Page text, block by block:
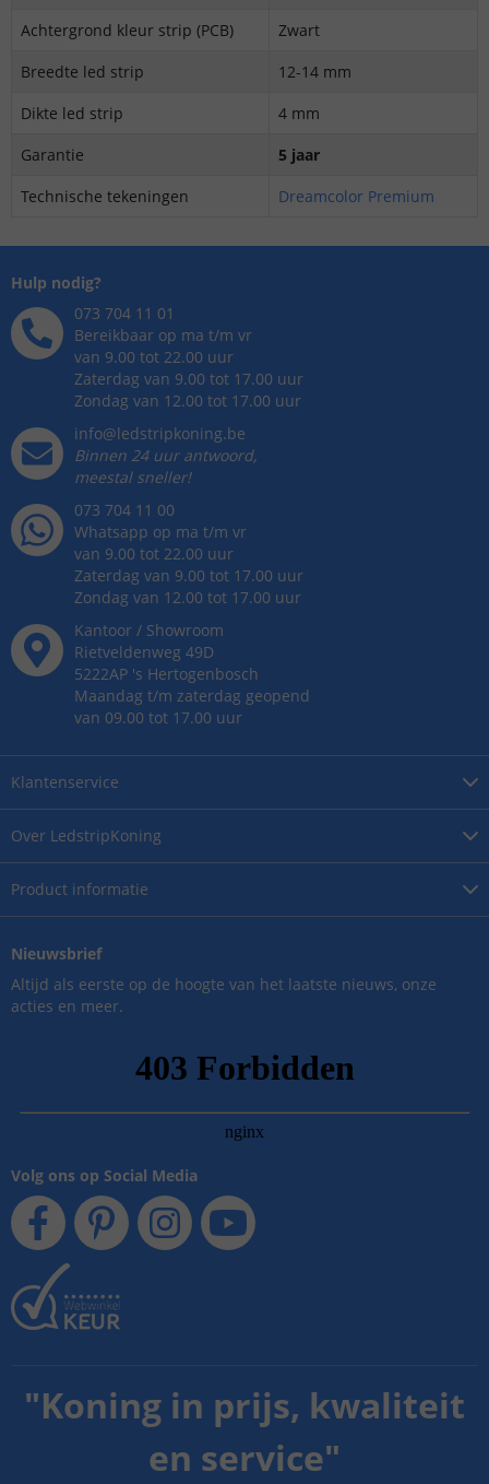
Achtergrond kleur strip (PCB)
Zwart
Breedte led strip
12-14 mm
Dikte led strip
4 mm
Garantie
5 jaar
Technische tekeningen
Dreamcolor Premium
Over LedstripKoning
Product informatie
Klantenservice
Hulp nodig?
073 704 11 01
Bereikbaar op ma t/m vr
van 9.00 tot 22.00 uur
Zaterdag van 9.00 tot 17.00 uur
Zondag van 12.00 tot 17.00 uur
info@ledstripkoning.be
Binnen 24 uur antwoord,
meestal sneller!
073 704 11 00
Whatsapp op ma t/m vr
van 9.00 tot 22.00 uur
Zaterdag van 9.00 tot 17.00 uur
Zondag van 12.00 tot 17.00 uur
Kantoor / Showroom
Rietveldenweg 49D
5222AP 's Hertogenbosch
Maandag t/m zaterdag geopend
van 09.00 tot 17.00 uur
Nieuwsbrief
Altijd als eerste op de hoogte van het laatste nieuws, onze
acties en meer.
Volg ons op Social Media
"Koning in prijs, kwaliteit
en service"